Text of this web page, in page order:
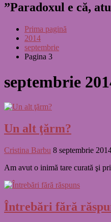
”Paradoxul e că,
Prima pagină
2014
septembrie
Pagina 3
septembrie
Un alt ţărm?
Cristina Barbu 8 septembrie
Am avut o inimă tare curată şi
Întrebări fără